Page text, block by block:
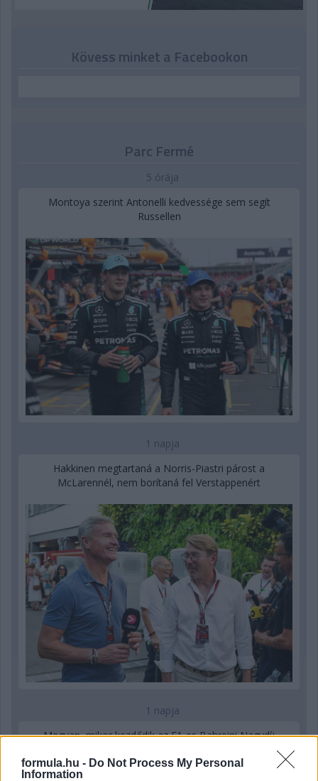
formula.hu - Do Not Process My Personal
Information
Kövess minket a Facebookon
Parc Fermé
5 órája
Montoya szerint Antonelli kedvessége sem segít
Russellen
1 napja
Hakkinen megtartaná a Norris-Piastri párost a
McLarennél, nem borítaná fel Verstappenért
1 napja
Megvan, mikor kezdődik az F1-es Bahreini Nagydíj